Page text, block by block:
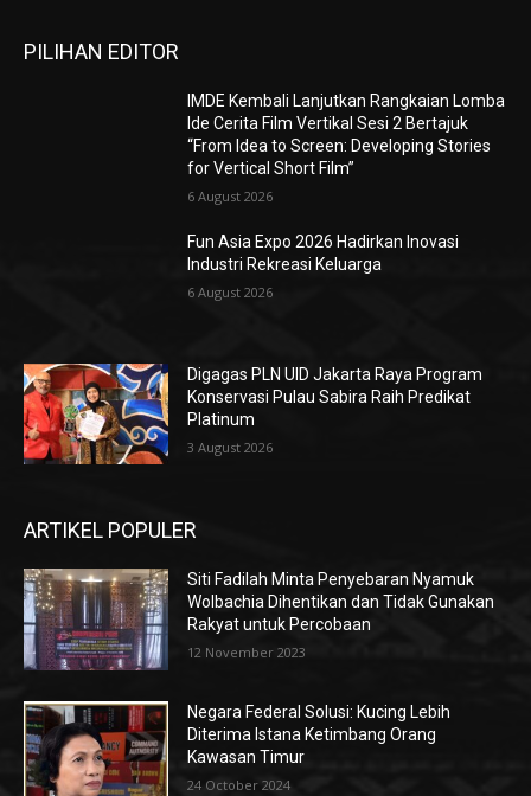
PILIHAN EDITOR
IMDE Kembali Lanjutkan Rangkaian Lomba
Ide Cerita Film Vertikal Sesi 2 Bertajuk
“From Idea to Screen: Developing Stories
for Vertical Short Film”
6 August 2026
Fun Asia Expo 2026 Hadirkan Inovasi
Industri Rekreasi Keluarga
6 August 2026
Digagas PLN UID Jakarta Raya Program
Konservasi Pulau Sabira Raih Predikat
Platinum
3 August 2026
ARTIKEL POPULER
Siti Fadilah Minta Penyebaran Nyamuk
Wolbachia Dihentikan dan Tidak Gunakan
Rakyat untuk Percobaan
12 November 2023
Negara Federal Solusi: Kucing Lebih
Diterima Istana Ketimbang Orang
Kawasan Timur
24 October 2024